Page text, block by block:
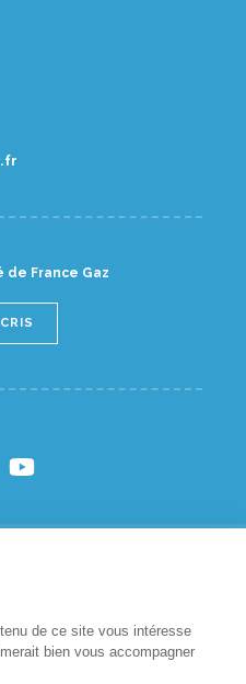
de France Gaz
de ce site vous intéresse
bien vous accompagner